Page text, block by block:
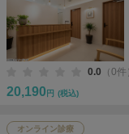
0.0 （0件
20,190 円 (税込)
オンライン診療